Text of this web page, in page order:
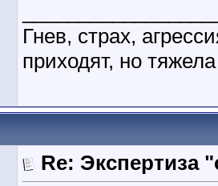
Гнев, страх,
приходят, но
Re: Экспертиза